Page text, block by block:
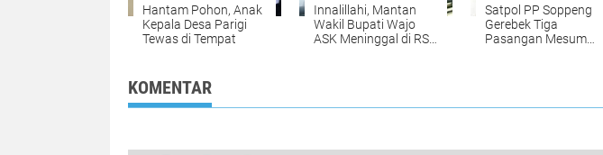
Hantam Pohon, Anak
Kepala Desa Parigi
Tewas di Tempat
Innalillahi, Mantan
Wakil Bupati Wajo
ASK Meninggal di RS
Satpol PP Soppeng
Gerebek Tiga
Pasangan Mesum
KOMENTAR